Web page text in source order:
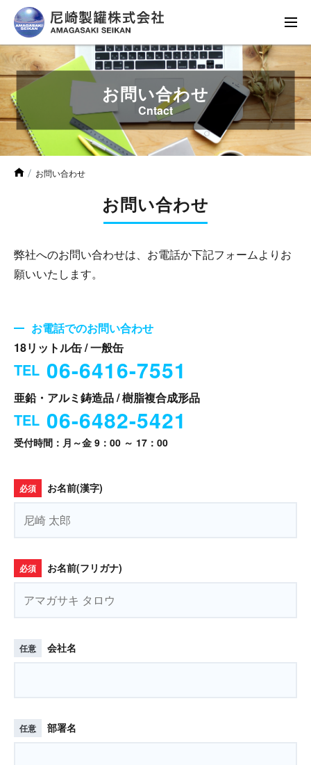
お問い合わせ
Cntact
お問い合わせ
お問い合わせ
弊社へのお問い合わせは、お電話か下記フォームよりお
願いいたします。
お電話でのお問い合わせ
18リットル缶 / 一般缶
TEL 06-6416-7551
亜鉛・アルミ鋳造品 / 樹脂複合成形品
TEL 06-6482-5421
受付時間：月～金 9：00 ～ 17：00
必須 お名前(漢字)
必須 お名前(フリガナ)
任意 会社名
任意 部署名